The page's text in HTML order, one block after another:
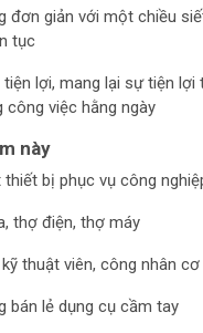
đơn giản với một chiều
tục
tiện lợi, mang lại sự tiện
việc hằng ngày
này
bị phục vụ công
thợ điện, thợ máy
thuật viên, công nhân cơ
bán lẻ dụng cụ cầm tay